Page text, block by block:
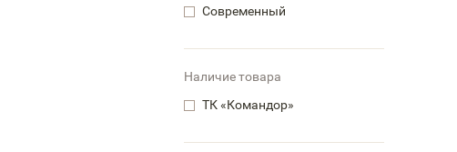
Современный
Наличие товара
ТК «Командор»